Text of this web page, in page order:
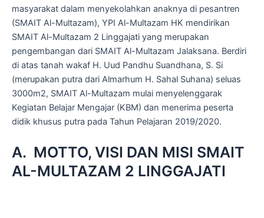
masyarakat dalam menyekolahkan anaknya di pesantren
(SMAIT Al-Multazam), YPI Al-Multazam HK mendirikan
SMAIT Al-Multazam 2 Linggajati yang merupakan
pengembangan dari SMAIT Al-Multazam Jalaksana. Berdiri
di atas tanah wakaf H. Uud Pandhu Suandhana, S. Si
(merupakan putra dari Almarhum H. Sahal Suhana) seluas
3000m2, SMAIT Al-Multazam mulai menyelenggarak
Kegiatan Belajar Mengajar (KBM) dan menerima peserta
didik khusus putra pada Tahun Pelajaran 2019/2020.
A. MOTTO, VISI DAN MISI SMAIT
AL-MULTAZAM 2 LINGGAJATI